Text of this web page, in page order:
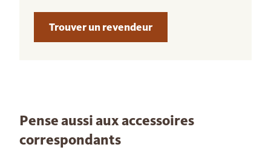
Trouver un revendeur
Pense aussi aux accessoires
correspondants